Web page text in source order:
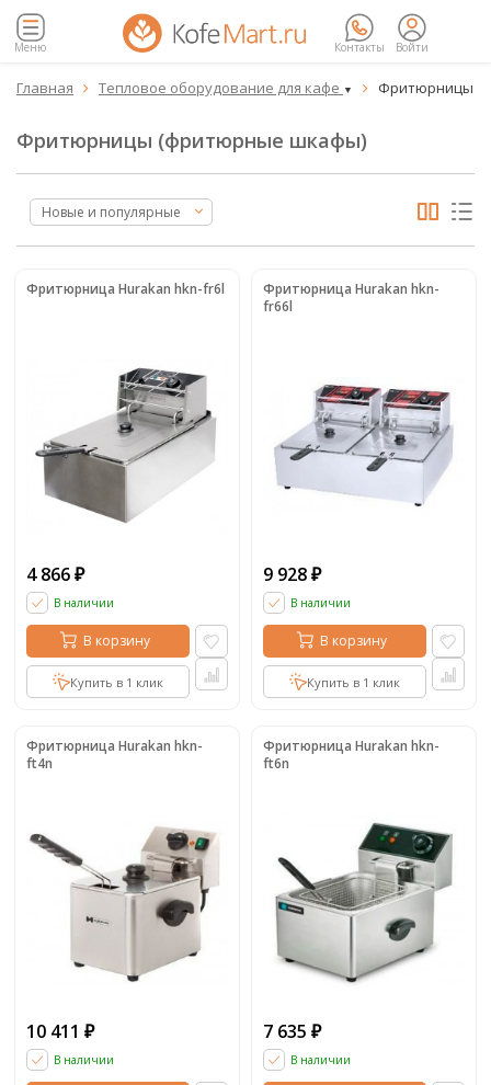
Меню Контакты Войти
Главная  Тепловое оборудование для кафе ▼  Фритюрницы
Фритюрницы (фритюрные шкафы)
Новые и популярные
Фритюрница Hurakan hkn-fr6l
4 866 ₽
В наличии
В корзину
Купить в 1 клик
Фритюрница Hurakan hkn-
fr66l
9 928 ₽
В наличии
В корзину
Купить в 1 клик
Фритюрница Hurakan hkn-
ft4n
10 411 ₽
В наличии
Фритюрница Hurakan hkn-
ft6n
7 635 ₽
В наличии